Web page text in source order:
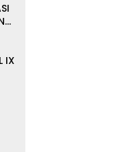
IX